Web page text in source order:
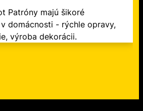
Patróny majú šikoré
domácnosti - rýchle opravy,
výroba dekorácii.